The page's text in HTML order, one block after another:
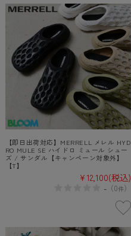
【即日出荷対応】MERRELL メレル HYD
RO MULE SE ハイドロ ミュール シュー
ズ / サンダル【キャンペーン対象外】
【T】
¥12,100(税込)
-（0件）